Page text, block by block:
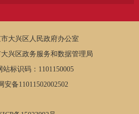
大兴区人民政府办公室
兴区政务服务和数据管理局
站标识码：1101150005
安备11011502002502